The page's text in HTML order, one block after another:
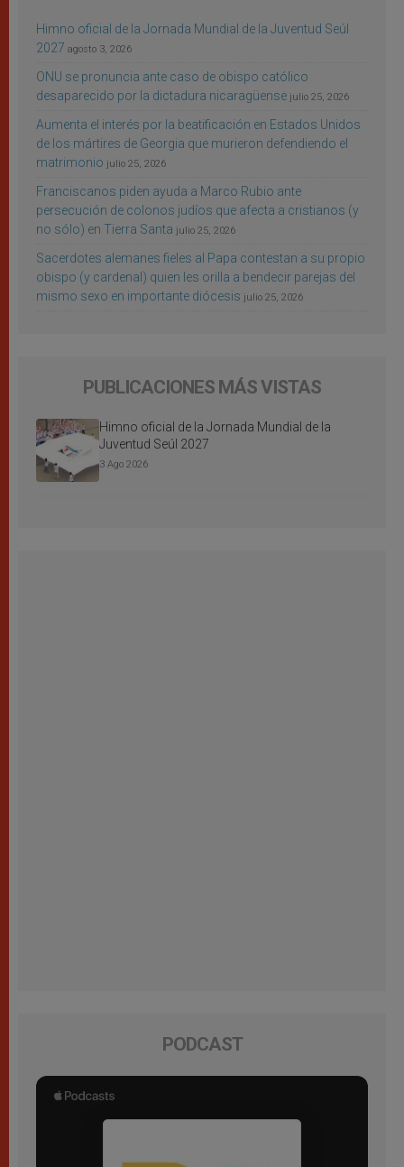
Himno oficial de la Jornada Mundial de la Juventud Seúl
2027 agosto 3, 2026
ONU se pronuncia ante caso de obispo católico
desaparecido por la dictadura nicaragüense julio 25, 2026
Aumenta el interés por la beatificación en Estados Unidos
de los mártires de Georgia que murieron defendiendo el
matrimonio julio 25, 2026
Franciscanos piden ayuda a Marco Rubio ante
persecución de colonos judíos que afecta a cristianos (y
no sólo) en Tierra Santa julio 25, 2026
Sacerdotes alemanes fieles al Papa contestan a su propio
obispo (y cardenal) quien les orilla a bendecir parejas del
mismo sexo en importante diócesis julio 25, 2026
PUBLICACIONES MÁS VISTAS
Himno oficial de la Jornada Mundial de la
Juventud Seúl 2027
3 Ago 2026
PODCAST